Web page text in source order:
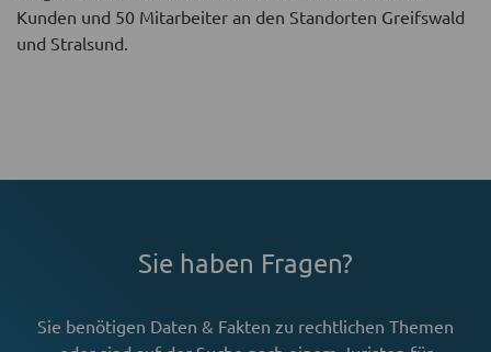
Kunden und 50 Mitarbeiter an den Standorten Greifswald
und Stralsund.
Sie haben Fragen?
Sie benötigen Daten & Fakten zu rechtlichen Themen